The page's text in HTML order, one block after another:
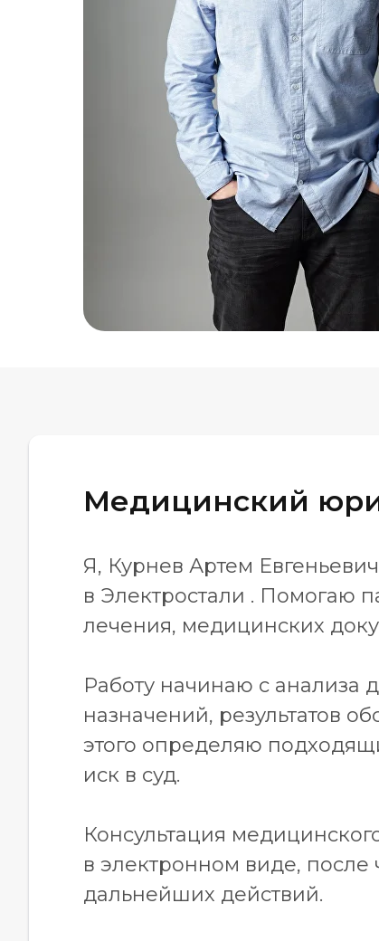
Медицинский
Я, Курнев Артем
в Электростали . Помогаю
лечения, медицинских
Работу начинаю с анализа
назначений, результатов
этого определяю
иск в суд.
Консультация
в электронном виде, после
дальнейших действий.